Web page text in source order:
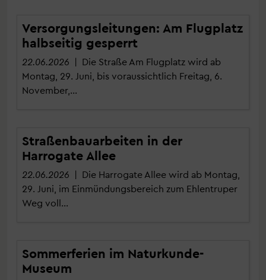
Versorgungsleitungen: Am Flugplatz
halbseitig gesperrt
22.06.2026 | Die Straße Am Flugplatz wird ab
Montag, 29. Juni, bis voraussichtlich Freitag, 6.
November,…
Straßenbauarbeiten in der
Harrogate Allee
22.06.2026 | Die Harrogate Allee wird ab Montag,
29. Juni, im Einmündungsbereich zum Ehlentruper
Weg voll…
Sommerferien im Naturkunde-
Museum